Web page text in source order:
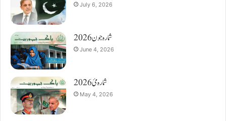
July 6, 2026
شمارہ جون 2026
June 4, 2026
شمارہ مئ 2026
May 4, 2026